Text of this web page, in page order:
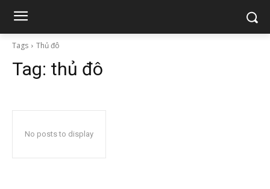
Tags Thủ đô
Tag: thủ đô
No posts to display